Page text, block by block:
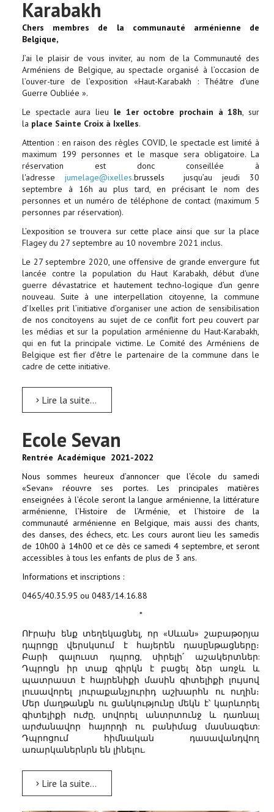
Karabakh
Chers membres de la communauté arménienne de
Belgique,
J’ai le plaisir de vous inviter, au nom de la Communauté des
Arméniens de Belgique, au spectacle organisé à l’occasion de
l’ouver-ture de l’exposition «Haut-Karabakh : Théâtre d’une
Guerre Oubliée ».
Le spectacle aura lieu le 1er octobre prochain à 18h, sur
la place Sainte Croix à Ixelles.
Attention : en raison des règles COVID, le spectacle est limité à
maximum 199 personnes et le masque sera obligatoire. La
réservation est donc conseillée à
l'adresse jumelage@ixelles.brussels jusqu’au jeudi 30
septembre à 16h au plus tard, en précisant le nom des
personnes et un numéro de téléphone de contact (maximum 5
personnes par réservation).
L’exposition se trouvera sur cette place ainsi que sur la place
Flagey du 27 septembre au 10 novembre 2021 inclus.
Le 27 septembre 2020, une offensive de grande envergure fut
lancée contre la population du Haut Karabakh, début d'une
guerre dévastatrice et hautement techno-logique d’un genre
nouveau. Suite à une interpellation citoyenne, la commune
d’Ixelles prit l’initiative d’organiser une action de sensibilisation
de nos concitoyens au sujet de ce conflit fort peu couvert par
les médias et sur la population arménienne du Haut-Karabakh,
qui en fut la principale victime. Le Comité des Arméniens de
Belgique est fier d’être le partenaire de la commune dans le
cadre de cette initiative.
Lire la suite...
Ecole Sevan
Rentrée Académique 2021-2022
Nous sommes heureux d’annoncer que l’école du samedi
«Sevan» réouvre ses portes. Les principales matières
enseignées à l’école seront la langue arménienne, la littérature
arménienne, l’Histoire de l’Arménie, et l’histoire de la
communauté arménienne en Belgique, mais aussi des chants,
des danses, des échecs, etc. Les cours auront lieu les samedis
de 10h00 à 14h00 et ce dès ce samedi 4 septembre, et seront
accessibles à tous les enfants de plus de 3 ans.
Informations et inscriptions :
0465/40.35.95 ou 0483/14.16.88
*
ՈՒրախ ենք տեղեկացնել, որ «Սևան» շաբաթօրյա
դպրոցը վերսկսում է հայերեն դասընթացները։
Բարի գալուստ դպրոց, սիրելի՛ աշակերտներ:
Դպրոցն իր տաք գիրկն է բացել ձեր առջև և
պատրաստ է հայրենիքի մասին գիտելիքի լույսով
լուսավորել յուրաքանչյուրիդ աշխարհն ու ուղին։
Մեր մաղթանքն ու ցանկությունը մեկն է՝ կարևորել
գիտելիքի ուժը, սովորել անտրտունջ և դառնալ
արժանավոր հայորդի ու բանիմաց մասնագետ:
Դպրոցում հիմնական դասավանդվող
առարկաներնրն են լինելու.
Lire la suite...